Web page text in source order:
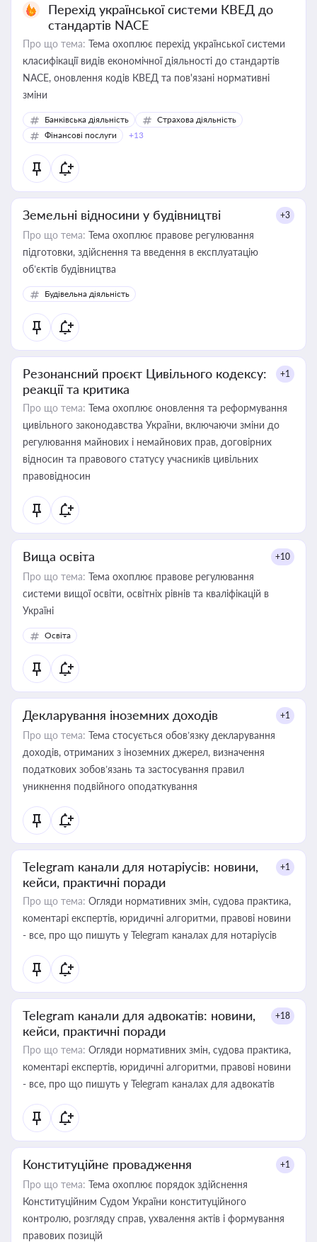
Перехід української системи КВЕД до
стандартів NACE
Про що тема: Тема охоплює перехід української системи
класифікації видів економічної діяльності до стандартів
NACE, оновлення кодів КВЕД та пов'язані нормативні
зміни
Банківська діяльність
Страхова діяльність
Фінансові послуги
+13
Земельні відносини у будівництві +3
Про що тема: Тема охоплює правове регулювання
підготовки, здійснення та введення в експлуатацію
об’єктів будівництва
Будівельна діяльність
Резонансний проєкт Цивільного кодексу:
реакції та критика
+1
Про що тема: Тема охоплює оновлення та реформування
цивільного законодавства України, включаючи зміни до
регулювання майнових і немайнових прав, договірних
відносин та правового статусу учасників цивільних
правовідносин
Вища освіта +10
Про що тема: Тема охоплює правове регулювання
системи вищої освіти, освітніх рівнів та кваліфікацій в
Україні
Освіта
Декларування іноземних доходів +1
Про що тема: Тема стосується обов’язку декларування
доходів, отриманих з іноземних джерел, визначення
податкових зобов’язань та застосування правил
уникнення подвійного оподаткування
Telegram канали для нотаріусів: новини,
кейси, практичні поради
+1
Про що тема: Огляди нормативних змін, судова практика,
коментарі експертів, юридичні алгоритми, правові новини
- все, про що пишуть у Telegram каналах для нотаріусів
Telegram канали для адвокатів: новини,
кейси, практичні поради
+18
Про що тема: Огляди нормативних змін, судова практика,
коментарі експертів, юридичні алгоритми, правові новини
- все, про що пишуть у Telegram каналах для адвокатів
Конституційне провадження +1
Про що тема: Тема охоплює порядок здійснення
Конституційним Судом України конституційного
контролю, розгляду справ, ухвалення актів і формування
правових позицій